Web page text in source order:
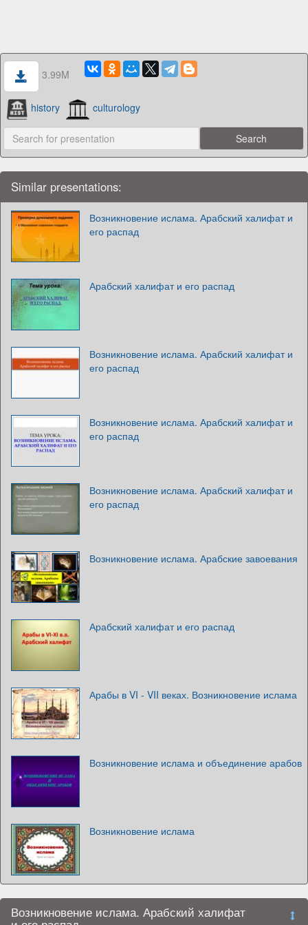
3.99M
history culturology
Similar presentations:
Возникновение ислама. Арабский халифат и
его распад
Арабский халифат и его распад
Возникновение ислама. Арабский халифат и
его распад
Возникновение ислама. Арабский халифат и
его распад
Возникновение ислама. Арабский халифат и
его распад
Возникновение ислама. Арабские завоевания
Арабский халифат и его распад
Арабы в VI - VII веках. Возникновение ислама
Возникновение ислама и объединение арабов
Возникновение ислама
Возникновение ислама. Арабский халифат